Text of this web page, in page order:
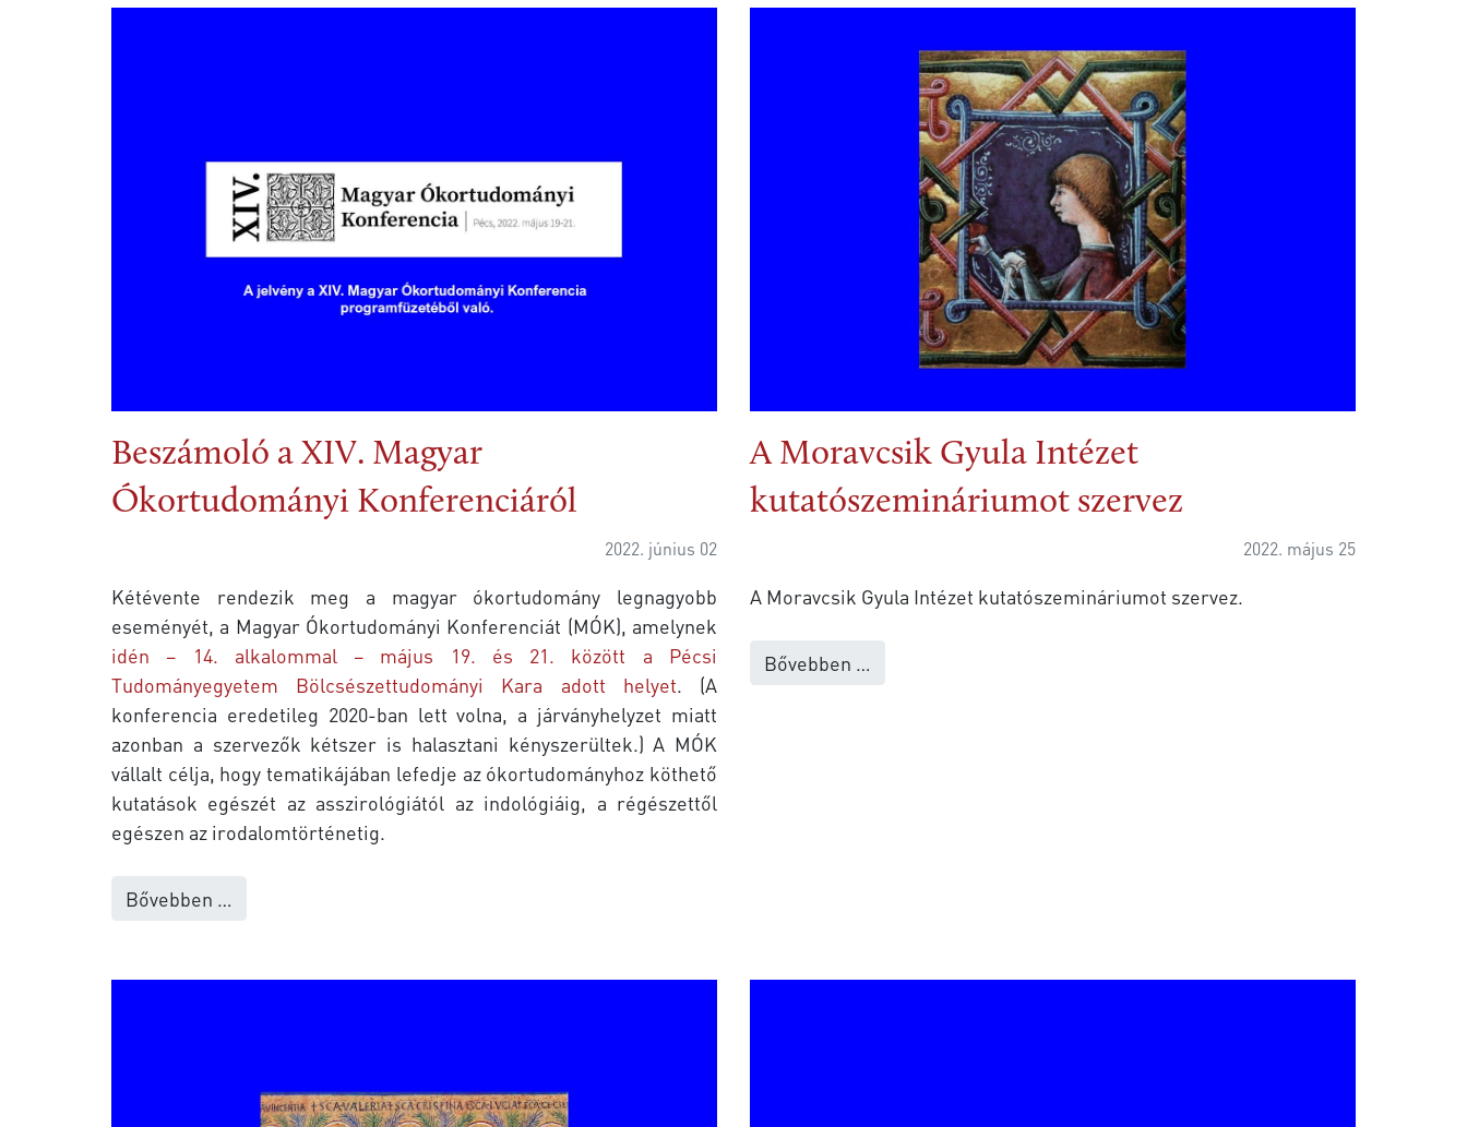
Beszámoló a XIV. Magyar
Ókortudományi Konferenciáról
2022. június 02
Kétévente rendezik meg a magyar ókortudomány legnagyobb
eseményét, a Magyar Ókortudományi Konferenciát (MÓK), amelynek
idén – 14. alkalommal – május 19. és 21. között a Pécsi
Tudományegyetem Bölcsészettudományi Kara adott helyet. (A
konferencia eredetileg 2020-ban lett volna, a járványhelyzet miatt
azonban a szervezők kétszer is halasztani kényszerültek.) A MÓK
vállalt célja, hogy tematikájában lefedje az ókortudományhoz köthető
kutatások egészét az asszirológiától az indológiáig, a régészettől
egészen az irodalomtörténetig.
Bővebben …
A Moravcsik Gyula Intézet
kutatószemináriumot szervez
2022. május 25
A Moravcsik Gyula Intézet kutatószemináriumot szervez.
Bővebben …